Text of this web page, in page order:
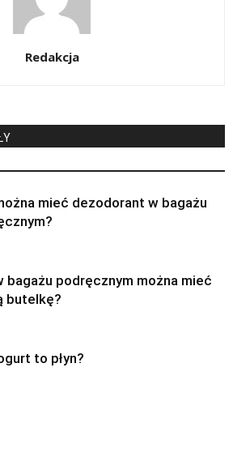
Redakcja
mieć dezodorant w bagażu
bagażu podręcznym można mieć
butelkę?
to płyn?